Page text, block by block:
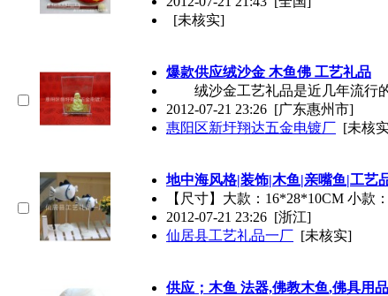
[未核实]
爆款供应绒沙金 木鱼佛 工艺礼品
绒沙金工艺礼品是近几年流行的
2012-07-21 23:26 [广东惠州市]
惠阳区新圩翔达五金电镀厂 [未核
地中海风格|装饰|木鱼|亲嘴鱼|工艺
【尺寸】大款：16*28*10CM 小
2012-07-21 23:26 [浙江]
仙居县工艺礼品一厂 [未核实]
供应； 木鱼 法器,佛教木鱼,佛具用品